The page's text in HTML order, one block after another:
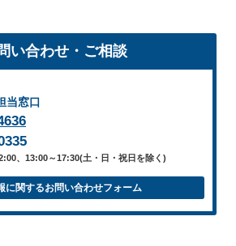
い合わせ・ご相談
当窓口
、13:00～17:30(土・日・祝日を除く)
に関するお問い合わせフォーム